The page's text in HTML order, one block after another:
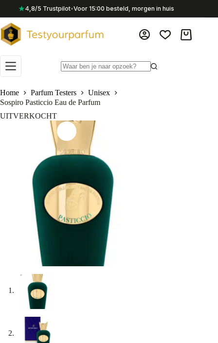
inhoud
★4,8/5 Trustpilot•Voor 15:00 besteld, morgen in huis
Home
Parfum Testers
Unisex
Sospiro Pasticcio Eau de Parfum
UITVERKOCHT